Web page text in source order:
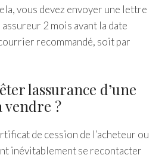
vous devez envoyer une lettre
2 mois avant la date
recommandé, soit par
lassurance d’une
vendre ?
de cession de l’acheteur ou
inévitablement se recontacter